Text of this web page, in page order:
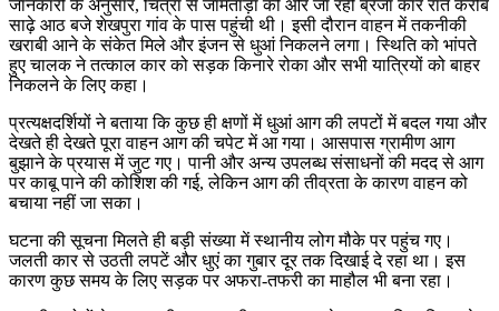
जानकारी के अनुसार, चित्रा से जामताड़ा की ओर जा रही ब्रेजा कार रात करीब
साढ़े आठ बजे शेखपुरा गांव के पास पहुंची थी। इसी दौरान वाहन में तकनीकी
खराबी आने के संकेत मिले और इंजन से धुआं निकलने लगा। स्थिति को भांपते
हुए चालक ने तत्काल कार को सड़क किनारे रोका और सभी यात्रियों को बाहर
निकलने के लिए कहा।
प्रत्यक्षदर्शियों ने बताया कि कुछ ही क्षणों में धुआं आग की लपटों में बदल गया और
देखते ही देखते पूरा वाहन आग की चपेट में आ गया। आसपास ग्रामीण आग
बुझाने के प्रयास में जुट गए। पानी और अन्य उपलब्ध संसाधनों की मदद से आग
पर काबू पाने की कोशिश की गई, लेकिन आग की तीव्रता के कारण वाहन को
बचाया नहीं जा सका।
घटना की सूचना मिलते ही बड़ी संख्या में स्थानीय लोग मौके पर पहुंच गए।
जलती कार से उठती लपटें और धुएं का गुबार दूर तक दिखाई दे रहा था। इस
कारण कुछ समय के लिए सड़क पर अफरा-तफरी का माहौल भी बना रहा।